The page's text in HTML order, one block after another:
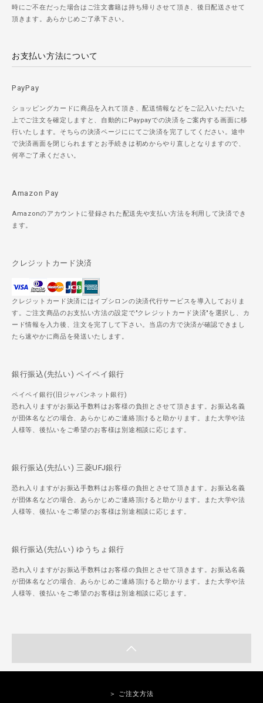
時にご不在だった場合はご注文書籍は持ち帰りさせて頂き、後日配送させて
頂きます。あらかじめご了承下さい。
お支払い方法について
PayPay
ショッピングカードに商品を入れて頂き、配送情報などをご記入いただいた
上でご注文を確定しますと、自動的にPaypayでの決済をご案内する画面に移
行いたします。そちらの決済ページににてご決済を完了してください。途中
で決済画面を閉じられますとお手続きは初めからやり直しとなりますので、
何卒ご了承ください。
Amazon Pay
Amazonのアカウントに登録された配送先や支払い方法を利用して決済でき
ます。
クレジットカード決済
クレジットカード決済にはイプシロンの決済代行サービスを導入しておりま
す。ご注文商品のお支払い方法の設定で"クレジットカード決済"を選択し、カ
ード情報を入力後、注文を完了して下さい。当店の方で決済が確認できまし
たら速やかに商品を発送いたします。
銀行振込(先払い) ペイペイ銀行
ペイペイ銀行(旧ジャパンネット銀行)
恐れ入りますがお振込手数料はお客様の負担とさせて頂きます。お振込名義
が団体名などの場合、あらかじめご連絡頂けると助かります。また大学や法
人様等、後払いをご希望のお客様は別途相談に応じます。
銀行振込(先払い) 三菱UFJ銀行
恐れ入りますがお振込手数料はお客様の負担とさせて頂きます。お振込名義
が団体名などの場合、あらかじめご連絡頂けると助かります。また大学や法
人様等、後払いをご希望のお客様は別途相談に応じます。
銀行振込(先払い) ゆうちょ銀行
恐れ入りますがお振込手数料はお客様の負担とさせて頂きます。お振込名義
が団体名などの場合、あらかじめご連絡頂けると助かります。また大学や法
人様等、後払いをご希望のお客様は別途相談に応じます。
＞ ご注文方法